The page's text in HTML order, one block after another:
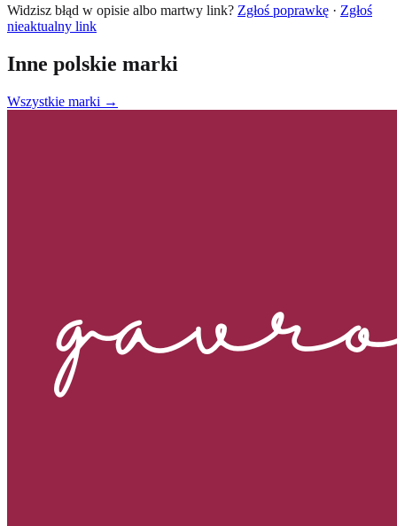
Widzisz błąd w opisie albo martwy link? Zgłoś poprawkę · Zgłoś
nieaktualny link
Inne polskie marki
Wszystkie marki →